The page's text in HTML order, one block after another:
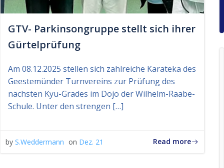
GTV- Parkinsongruppe stellt sich ihrer
Gürtelprüfung
Am 08.12.2025 stellen sich zahlreiche Karateka des
Geestemünder Turnvereins zur Prüfung des
nächsten Kyu-Grades im Dojo der Wilhelm-Raabe-
Schule. Unter den strengen […]
by S.Weddermann on Dez. 21 Read more